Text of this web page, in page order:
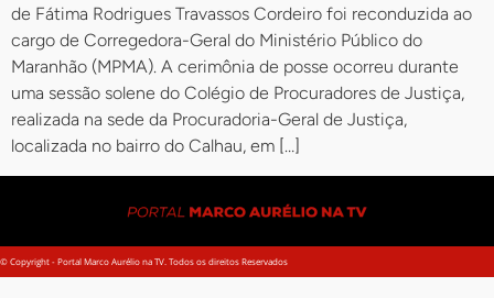
de Fátima Rodrigues Travassos Cordeiro foi reconduzida ao
cargo de Corregedora-Geral do Ministério Público do
Maranhão (MPMA). A cerimônia de posse ocorreu durante
uma sessão solene do Colégio de Procuradores de Justiça,
realizada na sede da Procuradoria-Geral de Justiça,
localizada no bairro do Calhau, em […]
© Copyright - Portal Marco Aurélio na TV. Todos os direitos Reservados